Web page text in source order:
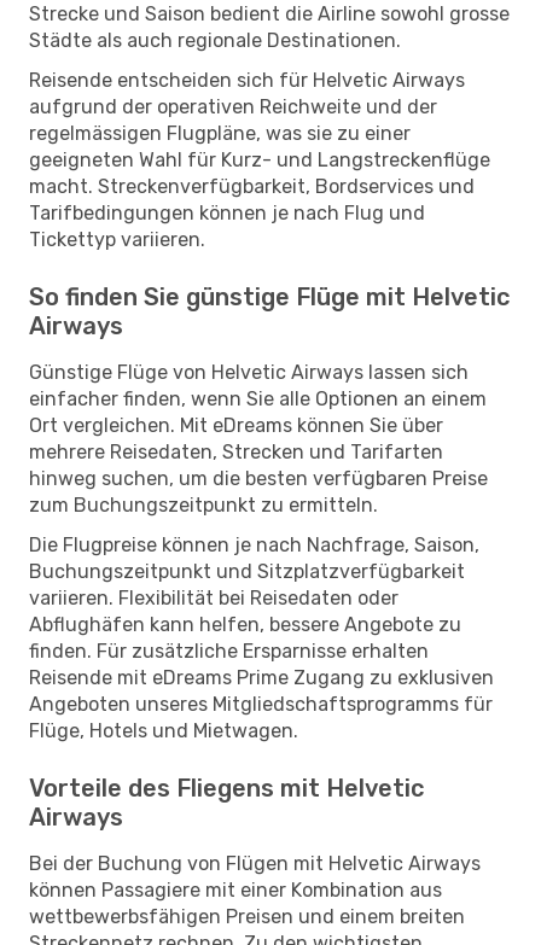
Strecke und Saison bedient die Airline sowohl grosse
Städte als auch regionale Destinationen.
Reisende entscheiden sich für Helvetic Airways
aufgrund der operativen Reichweite und der
regelmässigen Flugpläne, was sie zu einer
geeigneten Wahl für Kurz- und Langstreckenflüge
macht. Streckenverfügbarkeit, Bordservices und
Tarifbedingungen können je nach Flug und
Tickettyp variieren.
So finden Sie günstige Flüge mit Helvetic
Airways
Günstige Flüge von Helvetic Airways lassen sich
einfacher finden, wenn Sie alle Optionen an einem
Ort vergleichen. Mit eDreams können Sie über
mehrere Reisedaten, Strecken und Tarifarten
hinweg suchen, um die besten verfügbaren Preise
zum Buchungszeitpunkt zu ermitteln.
Die Flugpreise können je nach Nachfrage, Saison,
Buchungszeitpunkt und Sitzplatzverfügbarkeit
variieren. Flexibilität bei Reisedaten oder
Abflughäfen kann helfen, bessere Angebote zu
finden. Für zusätzliche Ersparnisse erhalten
Reisende mit eDreams Prime Zugang zu exklusiven
Angeboten unseres Mitgliedschaftsprogramms für
Flüge, Hotels und Mietwagen.
Vorteile des Fliegens mit Helvetic
Airways
Bei der Buchung von Flügen mit Helvetic Airways
können Passagiere mit einer Kombination aus
wettbewerbsfähigen Preisen und einem breiten